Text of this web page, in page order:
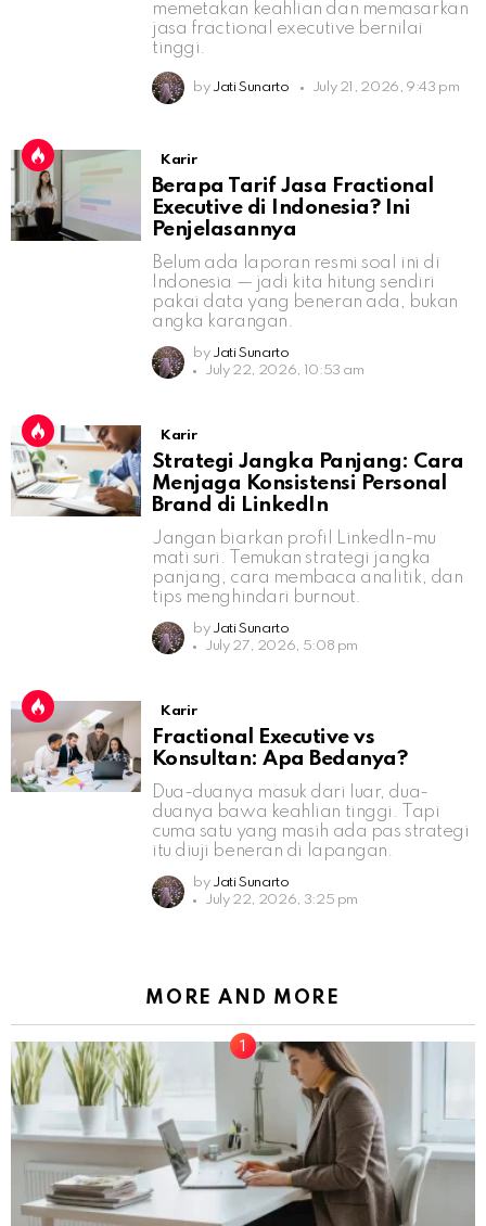
memetakan keahlian dan memasarkan
jasa fractional executive bernilai
tinggi.
by Jati Sunarto July 21, 2026, 9:43 pm
Karir
Berapa Tarif Jasa Fractional
Executive di Indonesia? Ini
Penjelasannya
Belum ada laporan resmi soal ini di
Indonesia — jadi kita hitung sendiri
pakai data yang beneran ada, bukan
angka karangan.
by Jati Sunarto
July 22, 2026, 10:53 am
Karir
Strategi Jangka Panjang: Cara
Menjaga Konsistensi Personal
Brand di LinkedIn
Jangan biarkan profil LinkedIn-mu
mati suri. Temukan strategi jangka
panjang, cara membaca analitik, dan
tips menghindari burnout.
by Jati Sunarto
July 27, 2026, 5:08 pm
Karir
Fractional Executive vs
Konsultan: Apa Bedanya?
Dua-duanya masuk dari luar, dua-
duanya bawa keahlian tinggi. Tapi
cuma satu yang masih ada pas strategi
itu diuji beneran di lapangan.
by Jati Sunarto
July 22, 2026, 3:25 pm
MORE AND MORE